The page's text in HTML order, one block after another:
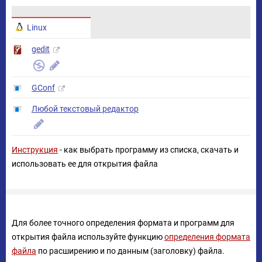
Linux
gedit
GConf
Любой текстовый редактор
Инструкция - как выбрать программу из списка, скачать и
использовать ее для открытия файла
Для более точного определения формата и программ для
открытия файла используйте функциюопределения формата
файла по расширению и по данным (заголовку) файла.